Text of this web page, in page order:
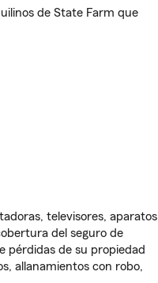
de State Farm que
televisores, aparatos
del seguro de
pérdidas de su propiedad
allanamientos con robo,